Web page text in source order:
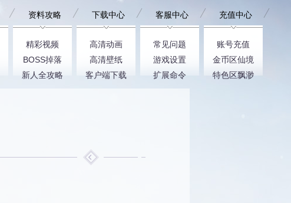
资料攻略
精彩视频
BOSS掉落
新人全攻略
下载中心
高清动画
高清壁纸
客户端下载
客服中心
常见问题
游戏设置
扩展命令
充值中心
账号充值
金币区仙境
特色区飘渺